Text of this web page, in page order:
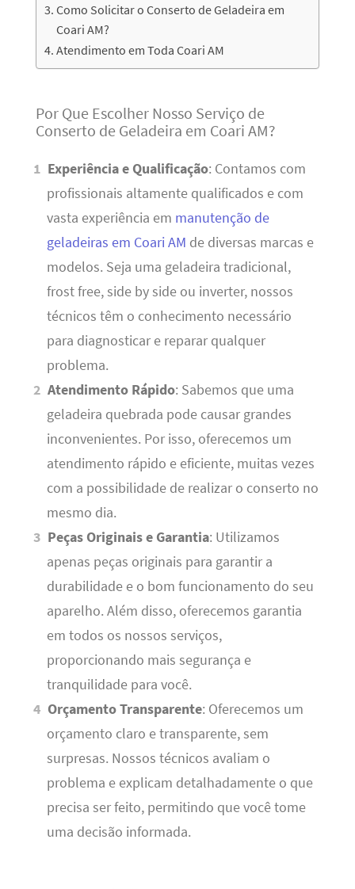
Como Solicitar o Conserto de Geladeira em
Coari AM?
Atendimento em Toda Coari AM
Por Que Escolher Nosso Serviço de
Conserto de Geladeira em Coari AM?
Experiência e Qualificação: Contamos com
profissionais altamente qualificados e com
vasta experiência em manutenção de
geladeiras em Coari AM de diversas marcas e
modelos. Seja uma geladeira tradicional,
frost free, side by side ou inverter, nossos
técnicos têm o conhecimento necessário
para diagnosticar e reparar qualquer
problema.
Atendimento Rápido: Sabemos que uma
geladeira quebrada pode causar grandes
inconvenientes. Por isso, oferecemos um
atendimento rápido e eficiente, muitas vezes
com a possibilidade de realizar o conserto no
mesmo dia.
Peças Originais e Garantia: Utilizamos
apenas peças originais para garantir a
durabilidade e o bom funcionamento do seu
aparelho. Além disso, oferecemos garantia
em todos os nossos serviços,
proporcionando mais segurança e
tranquilidade para você.
Orçamento Transparente: Oferecemos um
orçamento claro e transparente, sem
surpresas. Nossos técnicos avaliam o
problema e explicam detalhadamente o que
precisa ser feito, permitindo que você tome
uma decisão informada.